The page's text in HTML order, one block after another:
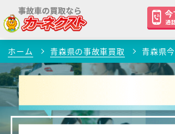
ホーム 青森県の事故車買取 青森県